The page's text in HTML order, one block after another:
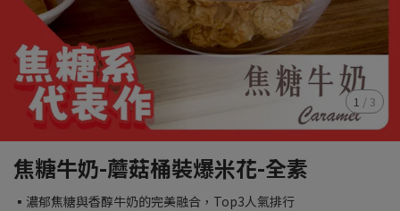
1 / 3
焦糖牛奶-蘑菇桶裝爆米花-全素
▪濃郁焦糖與香醇牛奶的完美融合，Top3人氣排行